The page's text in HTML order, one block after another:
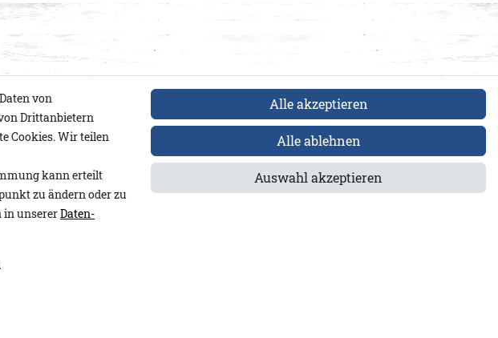
2.2630.02.003-50829-M
Modell: Ramirus Hood A&Co
Inhalt:1 Stück
An der Gümpgesbrücke
von
Drittanbietern
Cookies. Wir teilen
kann erteilt
zu ändern oder zu
in unsererDaten­
Alle akzeptieren
Alle ablehnen
Auswahl akzeptieren